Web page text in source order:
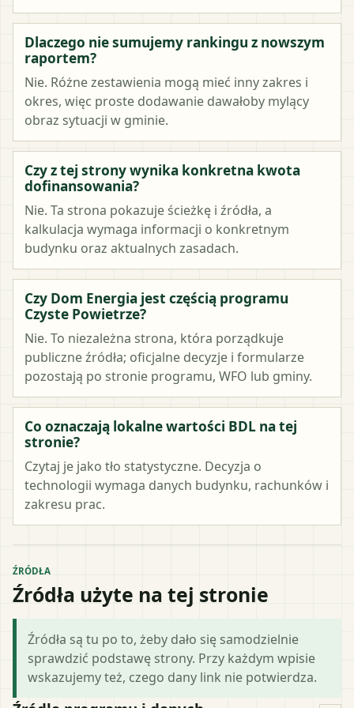
Dlaczego nie sumujemy rankingu z nowszym
raportem?
Nie. Różne zestawienia mogą mieć inny zakres i
okres, więc proste dodawanie dawałoby mylący
obraz sytuacji w gminie.
Czy z tej strony wynika konkretna kwota
dofinansowania?
Nie. Ta strona pokazuje ścieżkę i źródła, a
kalkulacja wymaga informacji o konkretnym
budynku oraz aktualnych zasadach.
Czy Dom Energia jest częścią programu
Czyste Powietrze?
Nie. To niezależna strona, która porządkuje
publiczne źródła; oficjalne decyzje i formularze
pozostają po stronie programu, WFO lub gminy.
Co oznaczają lokalne wartości BDL na tej
stronie?
Czytaj je jako tło statystyczne. Decyzja o
technologii wymaga danych budynku, rachunków i
zakresu prac.
ŹRÓDŁA
Źródła użyte na tej stronie
Źródła są tu po to, żeby dało się samodzielnie
sprawdzić podstawę strony. Przy każdym wpisie
wskazujemy też, czego dany link nie potwierdza.